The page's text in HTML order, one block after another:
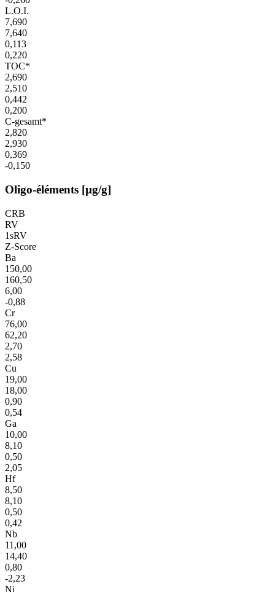
L.O.I.
7,690
7,640
0,113
0,220
TOC*
2,690
2,510
0,442
0,200
C-gesamt*
2,820
2,930
0,369
-0,150
Oligo-éléments [µg/g]
CRB
RV
1sRV
Z-Score
Ba
150,00
160,50
6,00
-0,88
Cr
76,00
62,20
2,70
2,58
Cu
19,00
18,00
0,90
0,54
Ga
10,00
8,10
0,50
2,05
Hf
8,50
8,10
0,50
0,42
Nb
11,00
14,40
0,80
-2,23
Ni